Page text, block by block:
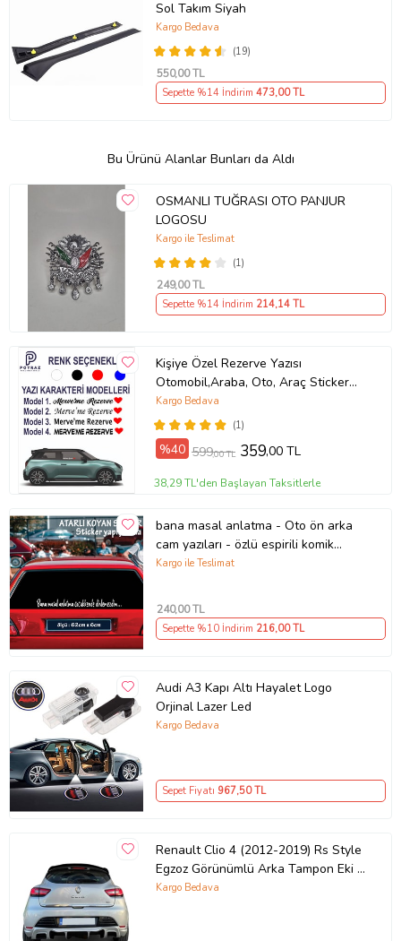
Sol Takım Siyah
(19)
Kargo Bedava
550,00 TL
Sepette %14 İndirim 473,00 TL
Bu Ürünü Alanlar Bunları da Aldı
OSMANLI TUĞRASI OTO PANJUR
LOGOSU
(1)
Kargo ile Teslimat
249,00 TL
Sepette %14 İndirim 214,14 TL
Kişiye Özel Rezerve Yazısı
Otomobil,Araba, Oto, Araç Sticker
(Parlak Beyaz)
(1)
Kargo Bedava
%40 599,00 TL 359,00 TL
38,29 TL'den Başlayan Taksitlerle
bana masal anlatma - Oto ön arka
cam yazıları - özlü espirili komik
türkçe koyan sözler
Kargo ile Teslimat
240,00 TL
Sepette %10 İndirim 216,00 TL
Audi A3 Kapı Altı Hayalet Logo
Orjinal Lazer Led
Kargo Bedava
Sepet Fiyatı 967,50 TL
Renault Clio 4 (2012-2019) Rs Style
Egzoz Görünümlü Arka Tampon Eki -
Difüzör (Plastik)
Kargo Bedava